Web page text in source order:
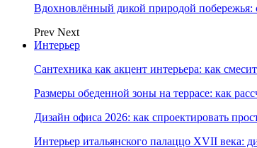
Вдохновлённый дикой природой
Prev Next
Интерьер
Сантехника как акцент интерьера: как
Размеры обеденной зоны на террасе: как
Дизайн офиса 2026: как спроектировать
Интерьер итальянского палаццо XVII века: